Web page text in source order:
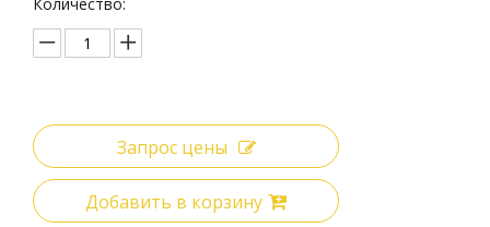
Запрос цены
Добавить в корзину